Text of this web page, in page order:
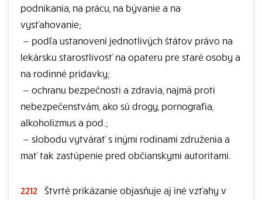
podnikania, na prácu, na bývanie a na
vysťahovanie;
— podľa ustanovení jednotlivých štátov právo na
lekársku starostlivosť na opateru pre staré osoby a
na rodinné prídavky;
— ochranu bezpečnosti a zdravia, najmä proti
nebezpečenstvám, ako sú drogy, pornografia,
alkoholizmus a pod.;
— slobodu vytvárať s inými rodinami združenia a
mať tak zastúpenie pred občianskymi autoritami.
2212 Štvrté prikázanie objasňuje aj iné vzťahy v